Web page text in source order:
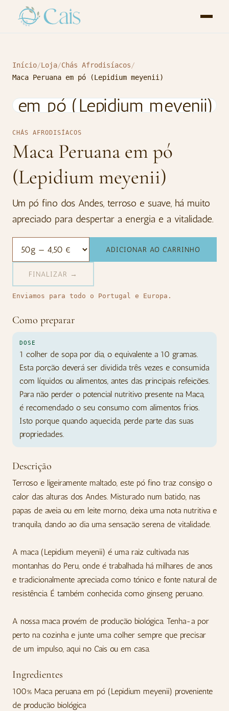
Início/Loja/Chás Afrodisíacos/
Maca Peruana em pó (Lepidium meyenii)
CHÁS AFRODISÍACOS
Maca Peruana em pó
(Lepidium meyenii)
Um pó fino dos Andes, terroso e suave, há muito
apreciado para despertar a energia e a vitalidade.
ADICIONAR AO CARRINHO
FINALIZAR →
Enviamos para todo o Portugal e Europa.
Como preparar
DOSE
1 colher de sopa por dia, o equivalente a 10 gramas.
Esta porção deverá ser dividida três vezes e consumida
com líquidos ou alimentos, antes das principais refeições.
Para não perder o potencial nutritivo presente na Maca,
é recomendado o seu consumo com alimentos frios.
Isto porque quando aquecida, perde parte das suas
propriedades.
Descrição
Terroso e ligeiramente maltado, este pó fino traz consigo o
calor das alturas dos Andes. Misturado num batido, nas
papas de aveia ou em leite morno, deixa uma nota nutritiva e
tranquila, dando ao dia uma sensação serena de vitalidade.
A maca (Lepidium meyenii) é uma raiz cultivada nas
montanhas do Peru, onde é trabalhada há milhares de anos
e tradicionalmente apreciada como tónico e fonte natural de
resistência. É também conhecida como ginseng peruano.
A nossa maca provém de produção biológica. Tenha-a por
perto na cozinha e junte uma colher sempre que precisar
de um impulso, aqui no Cais ou em casa.
Ingredientes
100% Maca peruana em pó (Lepidium meyenii) proveniente
de produção biológica